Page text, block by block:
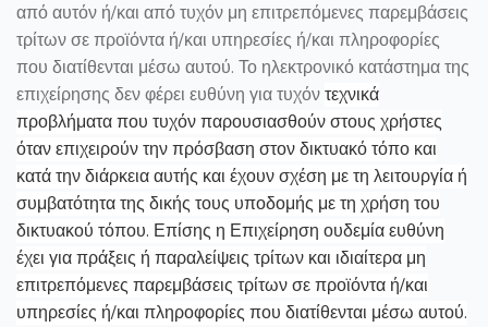
από αυτόν ή/και από τυχόν μη επιτρεπόμενες παρεμβάσεις
τρίτων σε προϊόντα ή/και υπηρεσίες ή/και πληροφορίες
που διατίθενται μέσω αυτού. Το ηλεκτρονικό κατάστημα της
επιχείρησης δεν φέρει ευθύνη για τυχόντεχνικά
προβλήματα που τυχόν παρουσιασθούν στους χρήστες
όταν επιχειρούν την πρόσβαση στον δικτυακό τόπο και
κατά την διάρκεια αυτής και έχουν σχέση με τη λειτουργία ή
συμβατότητα της δικής τους υποδομής με τη χρήση του
δικτυακού τόπου. Επίσης η Επιχείρηση ουδεμία ευθύνη
έχει για πράξεις ή παραλείψεις τρίτων και ιδιαίτερα μη
επιτρεπόμενες παρεμβάσεις τρίτων σε προϊόντα ή/και
υπηρεσίες ή/και πληροφορίες που διατίθενται μέσω αυτού.